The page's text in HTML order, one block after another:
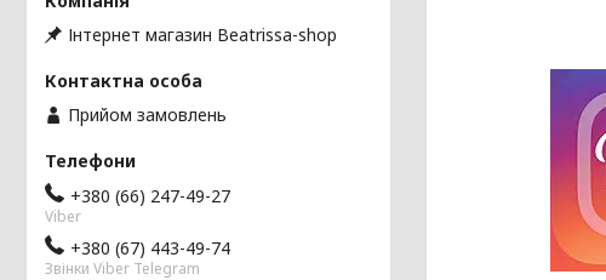
Інтернет магазин Beatrissa-shop
Прийом замовлень
+380 (66) 247-49-27
Viber
+380 (67) 443-49-74
Звінки Viber Telegram